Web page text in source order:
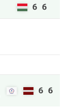
6 6
6 6